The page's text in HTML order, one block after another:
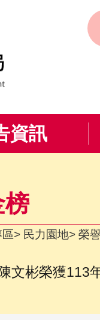
資訊
榜
民力園地 榮
文彬榮獲113